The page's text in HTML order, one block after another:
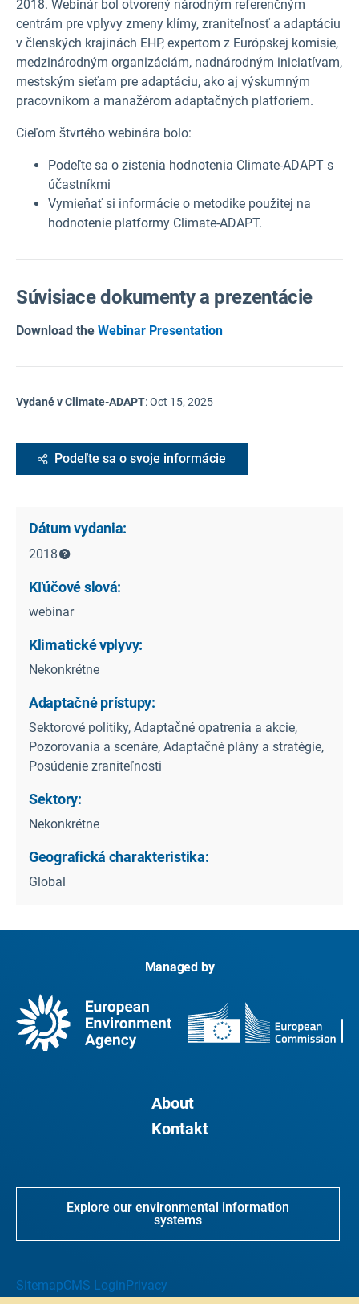
2018. Webinár bol otvorený národným referenčným
centrám pre vplyvy zmeny klímy, zraniteľnosť a adaptáciu
v členských krajinách EHP, expertom z Európskej komisie,
medzinárodným organizáciám, nadnárodným iniciatívam,
mestským sieťam pre adaptáciu, ako aj výskumným
pracovníkom a manažérom adaptačných platforiem.
Cieľom štvrtého webinára bolo:
Podeľte sa o zistenia hodnotenia Climate-ADAPT s
účastníkmi
Vymieňať si informácie o metodike použitej na
hodnotenie platformy Climate-ADAPT.
Súvisiace dokumenty a prezentácie
Download the Webinar Presentation
Vydané v Climate-ADAPT:Oct 15, 2025
Podeľte sa o svoje informácie
Dátum vydania:
2018
Kľúčové slová:
webinar
Klimatické vplyvy:
Nekonkrétne
Adaptačné prístupy:
Sektorové politiky, Adaptačné opatrenia a akcie,
Pozorovania a scenáre, Adaptačné plány a stratégie,
Posúdenie zraniteľnosti
Sektory:
Nekonkrétne
Geografická charakteristika:
Global
Managed by
About
Kontakt
Explore our environmental information
systems
SitemapCMS LoginPrivacy